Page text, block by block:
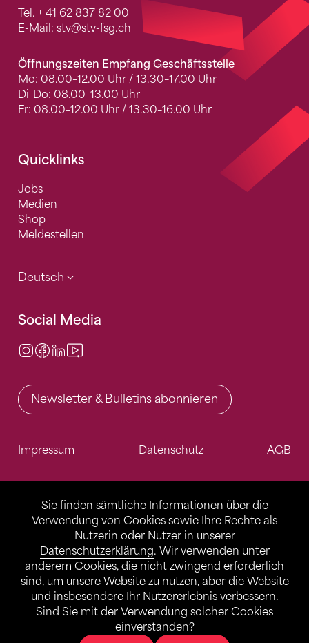
Sie finden sämtliche Informationen über die
Verwendung von Cookies sowie Ihre Rechte als
Nutzerin oder Nutzer in unserer
Datenschutzerklärung. Wir verwenden unter
anderem Cookies, die nicht zwingend erforderlich
sind, um unsere Website zu nutzen, aber die Website
und insbesondere Ihr Nutzererlebnis verbessern.
Sind Sie mit der Verwendung solcher Cookies
einverstanden?
Tel. + 41 62 837 82 00
E-Mail: stv@stv-fsg.ch
Öffnungszeiten Empfang Geschäftsstelle
Mo: 08.00–12.00 Uhr / 13.30–17.00 Uhr
Di-Do: 08.00–13.00 Uhr
Fr: 08.00–12.00 Uhr / 13.30–16.00 Uhr
Quicklinks
Jobs
Medien
Shop
Meldestellen
Deutsch
Social Media
Instagram
Facebook
LinkedIn
Newsletter & Bulletins abonnieren
Impressum Datenschutz AGB